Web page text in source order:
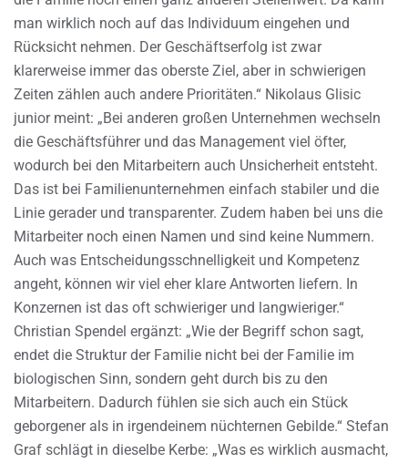
man wirklich noch auf das Individuum eingehen und
Rücksicht nehmen. Der Geschäftserfolg ist zwar
klarerweise immer das oberste Ziel, aber in schwierigen
Zeiten zählen auch andere Prioritäten.“ Nikolaus Glisic
junior meint: „Bei anderen großen Unternehmen wechseln
die Geschäftsführer und das Management viel öfter,
wodurch bei den Mitarbeitern auch Unsicherheit entsteht.
Das ist bei Familienunternehmen einfach stabiler und die
Linie gerader und transparenter. Zudem haben bei uns die
Mitarbeiter noch einen Namen und sind keine Nummern.
Auch was Entscheidungsschnelligkeit und Kompetenz
angeht, können wir viel eher klare Antworten liefern. In
Konzernen ist das oft schwieriger und langwieriger.“
Christian Spendel ergänzt: „Wie der Begriff schon sagt,
endet die Struktur der Familie nicht bei der Familie im
biologischen Sinn, sondern geht durch bis zu den
Mitarbeitern. Dadurch fühlen sie sich auch ein Stück
geborgener als in irgendeinem nüchternen Gebilde.“ Stefan
Graf schlägt in dieselbe Kerbe: „Was es wirklich ausmacht,